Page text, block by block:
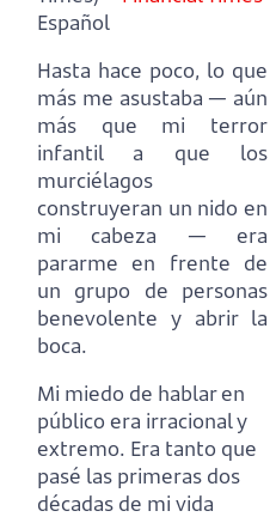
Español
Hasta hace poco, lo que
más me asustaba — aún
más que mi terror
infantil a que los
murciélagos
construyeran un nido en
mi cabeza —
era
pararme en frente de
un grupo de personas
benevolente y abrir la
boca.
Mi miedo de hablar en
público era irracional y
extremo. Era tanto que
pasé las primeras dos
décadas de mi vida